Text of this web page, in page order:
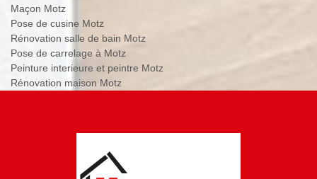
Maçon Motz
Pose de cusine Motz
Rénovation salle de bain Motz
Pose de carrelage à Motz
Peinture interieure et peintre Motz
Rénovation maison Motz